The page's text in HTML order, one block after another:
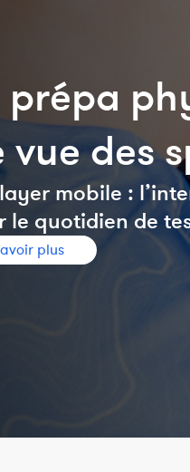
prépa
vue des
mobile :
le quotidien de
plus